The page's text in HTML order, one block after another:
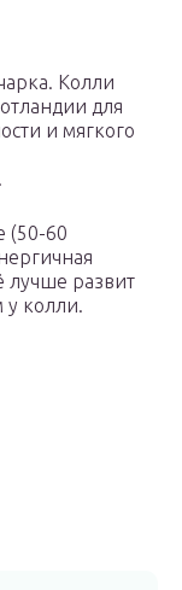
Колли
для
и мягкого
(50-60
лучше развит
у колли.